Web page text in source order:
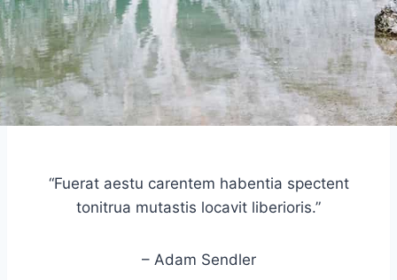
“Fuerat aestu carentem habentia spectent
tonitrua mutastis locavit liberioris.”
– Adam Sendler